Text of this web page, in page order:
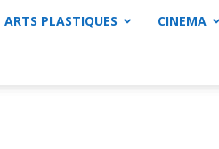
ARTS PLASTIQUES CINEMA